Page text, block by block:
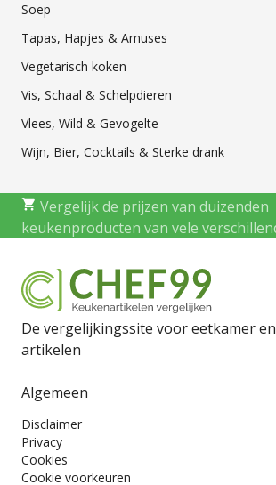
Soep
Tapas, Hapjes & Amuses
Vegetarisch koken
Vis, Schaal & Schelpdieren
Vlees, Wild & Gevogelte
Wijn, Bier, Cocktails & Sterke drank
Vergelijk de prijzen van duizenden
keukenproducten van vele
De vergelijkingssite voor eetkamer
artikelen
Algemeen
Disclaimer
Privacy
Cookies
Cookie voorkeuren